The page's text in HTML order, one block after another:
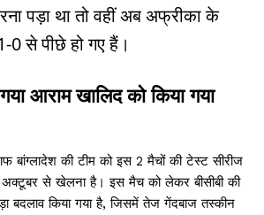
पड़ा था तो वहीं अब अफ्रीका के
0 से पीछे हो गए हैं।
आराम खालिद को किया गया
बांग्लादेश की टीम को इस 2 मैचों की टेस्ट सीरीज
अक्टूबर से खेलना है। इस मैच को लेकर बीसीबी की
बदलाव किया गया है, जिसमें तेज गेंदबाज तस्कीन